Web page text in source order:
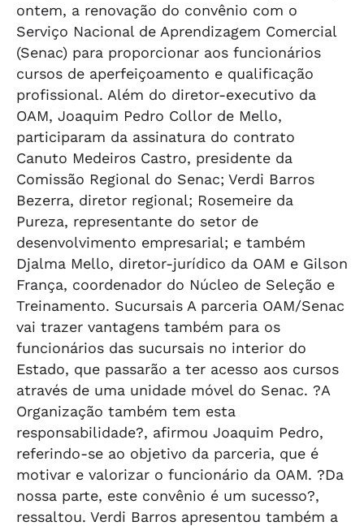
ontem, a renovação do convênio com o
Serviço Nacional de Aprendizagem Comercial
(Senac) para proporcionar aos funcionários
cursos de aperfeiçoamento e qualificação
profissional. Além do diretor-executivo da
OAM, Joaquim Pedro Collor de Mello,
participaram da assinatura do contrato
Canuto Medeiros Castro, presidente da
Comissão Regional do Senac; Verdi Barros
Bezerra, diretor regional; Rosemeire da
Pureza, representante do setor de
desenvolvimento empresarial; e também
Djalma Mello, diretor-jurídico da OAM e Gilson
França, coordenador do Núcleo de Seleção e
Treinamento. Sucursais A parceria OAM/Senac
vai trazer vantagens também para os
funcionários das sucursais no interior do
Estado, que passarão a ter acesso aos cursos
através de uma unidade móvel do Senac. ?A
Organização também tem esta
responsabilidade?, afirmou Joaquim Pedro,
referindo-se ao objetivo da parceria, que é
motivar e valorizar o funcionário da OAM. ?Da
nossa parte, este convênio é um sucesso?,
ressaltou. Verdi Barros apresentou também a